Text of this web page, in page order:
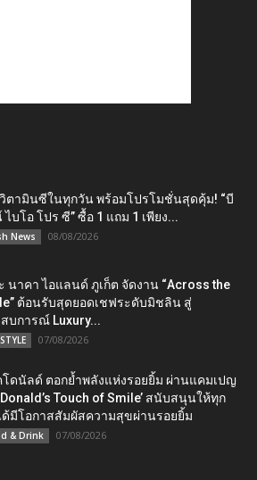
ตามินซีในทุกวัน พร้อมโปรโมชั่นสุดคุ้ม! “บี
ไบโอ โปร ซี” ซื้อ 1 แถม 1 เพียง...
News 08/08/2026
นาคา ไอแลนด์ ภูเก็ต จัดงาน “Across the
ต้อนรับสุดยอดเชฟระดับมิชลิน สู่
บการณ์ Luxury...
07/08/2026
ดนัลด์ ตอกย้ำพลังแห่งรอยยิ้ม ผ่านแคมเปญ
Touch of Smile’ สนับสนุนให้ทุก
มีโอกาสสัมผัสความสุขผ่านรอยยิ้ม
& Drink 07/08/2026